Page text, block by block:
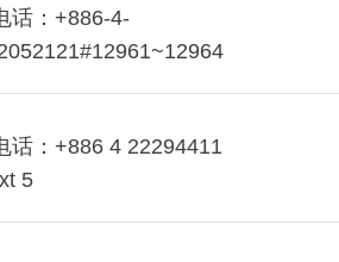
话：+886-4-
话：+886 4 22294411
5